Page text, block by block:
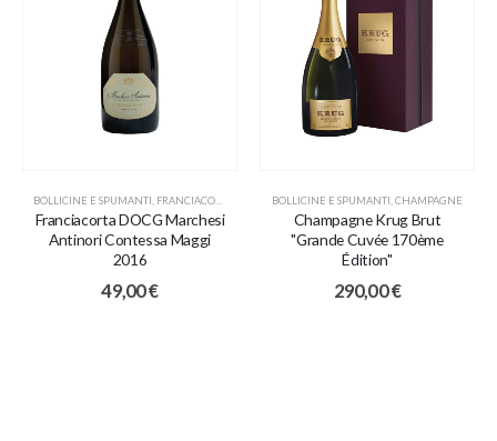
BOLLICINE E SPUMANTI FRANCIACORTA
Franciacorta DOCG Marchesi
Antinori Contessa Maggi
2016
49,00€
BOLLICINE E SPUMANTI CHAMPAGNE
Champagne Krug Brut
"Grande Cuvée 170ème
Édition"
290,00€